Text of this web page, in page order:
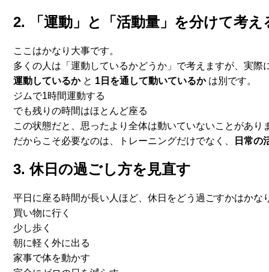
2. 「運動」と「活動量」を分けて考え
ここはかなり大事です。
多くの人は「運動しているかどうか」で考えますが、実際
運動しているかと 1日を通して動いているかは別です。
ジムで1時間運動する
でも残りの時間はほとんど座る
この状態だと、思ったより全体は動いていないことがあり
だからこそ必要なのは、トレーニングだけでなく、
日常の
3. 休日の過ごし方を見直す
平日に座る時間が長い人ほど、休日をどう過ごすかはかな
買い物に行く
少し歩く
朝に軽く外に出る
家事で体を動かす